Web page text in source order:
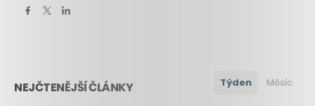
NEJČTENĚJŠÍ ČLÁNKY Týden Měsíc